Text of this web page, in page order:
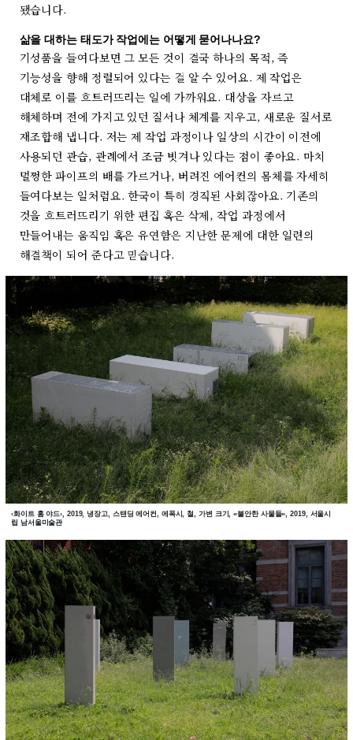
됐습니다.
삶을 대하는 태도가 작업에는 어떻게 묻어나나요?
기성품을 들여다보면 그 모든 것이 결국 하나의 목적, 즉
기능성을 향해 정렬되어 있다는 걸 알 수 있어요. 제 작업은
대체로 이를 흐트러뜨리는 일에 가까워요. 대상을 자르고
해체하며 전에 가지고 있던 질서나 체계를 지우고, 새로운 질서로
재조합해 냅니다. 저는 제 작업 과정이나 일상의 시간이 이전에
사용되던 관습, 관례에서 조금 빗겨나 있다는 점이 좋아요. 마치
멀쩡한 파이프의 배를 가르거나, 버려진 에어컨의 몸체를 자세히
들여다보는 일처럼요. 한국이 특히 경직된 사회잖아요. 기존의
것을 흐트러뜨리기 위한 편집 혹은 삭제, 작업 과정에서
만들어내는 움직임 혹은 유연함은 지난한 문제에 대한 일련의
해결책이 되어 준다고 믿습니다.
‹화이트 홈 야드›, 2019, 냉장고, 스탠딩 에어컨, 에폭시, 철, 가변 크기, «불안한 사물들», 2019, 서울시
립 남서울미술관